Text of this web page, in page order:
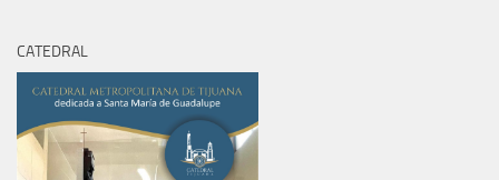
CATEDRAL